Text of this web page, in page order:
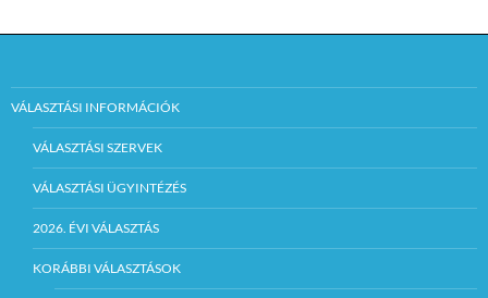
VÁLASZTÁSI INFORMÁCIÓK
VÁLASZTÁSI SZERVEK
VÁLASZTÁSI ÜGYINTÉZÉS
2026. ÉVI VÁLASZTÁS
KORÁBBI VÁLASZTÁSOK